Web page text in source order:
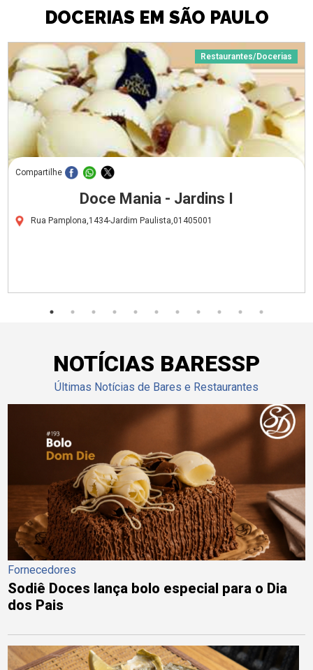
DOCERIAS EM SÃO PAULO
Restaurantes/Docerias
Compartilhe
Doce Mania - Jardins I
Rua Pamplona,1434-Jardim Paulista,01405001
NOTÍCIAS BARESSP
Últimas Notícias de Bares e Restaurantes
Fornecedores
Sodiê Doces lança bolo especial para o Dia
dos Pais